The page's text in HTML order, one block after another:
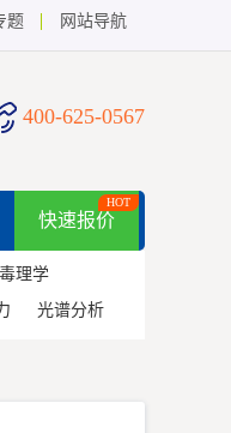
题 网站导航
400-625-0567
快速报价
HOT
毒理学
光谱分析